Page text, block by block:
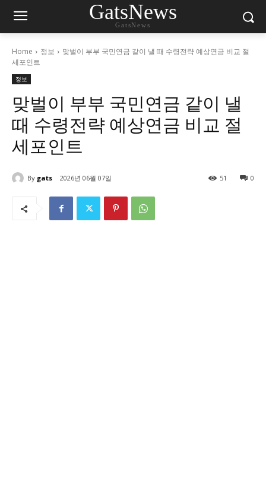
GatsNews
GatsNews
Home 정보
맞벌이 부부 국민연금 같이 낼 때 수령전략 예상연금 비교 절
세포인트
정보
맞벌이 부부 국민연금 같이 낼
때 수령전략 예상연금 비교 절
세포인트
By gats 2026년 06월 07일 0
51